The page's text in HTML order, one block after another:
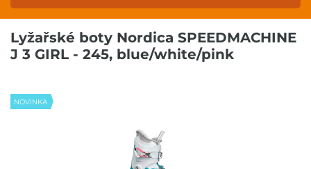
Lyžařské boty Nordica SPEEDMACHINE
J 3 GIRL - 245, blue/white/pink
NOVINKA